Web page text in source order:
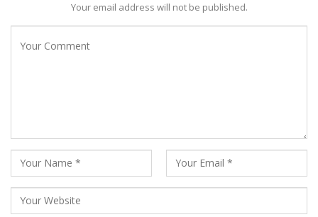
Your email address will not be published.